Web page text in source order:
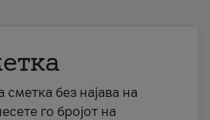
сметка без најава на
го бројот на